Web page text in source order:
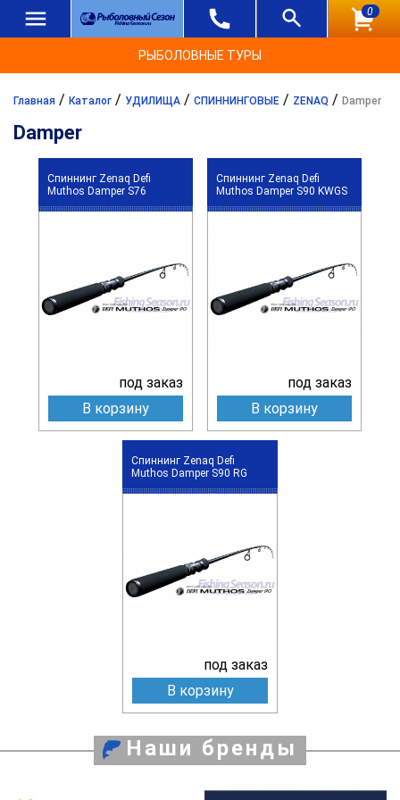
0
РЫБОЛОВНЫЕ ТУРЫ
Главная / Каталог / УДИЛИЩА / СПИННИНГОВЫЕ / ZENAQ / Damper
Damper
Спиннинг Zenaq Defi
Muthos Damper S76
под заказ
В корзину
Спиннинг Zenaq Defi
Muthos Damper S90 KWGS
под заказ
В корзину
Спиннинг Zenaq Defi
Muthos Damper S90 RG
под заказ
В корзину
Наши бренды